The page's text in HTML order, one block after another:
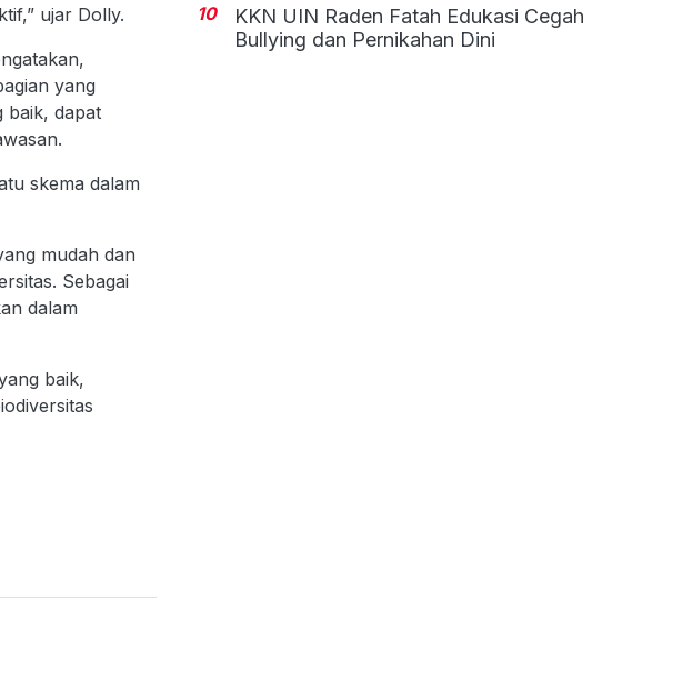
ujar Dolly.
yang
baik, dapat
skema dalam
mudah dan
Sebagai
dalam
baik,
10
KKN UIN Raden Fatah Edukasi Cegah
Bullying dan Pernikahan Dini